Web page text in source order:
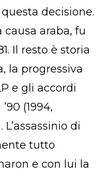
decisione.
araba, fu
Il resto è storia
la progressiva
e gli accordi
(1994,
di
tutto
e con lui la